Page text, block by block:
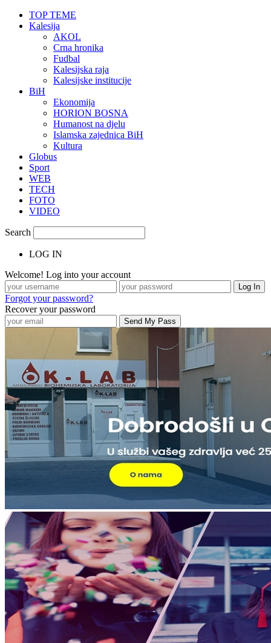
TOP TEME
Kalesija
AKOL
Crna hronika
Fudbal
Kalesijska raja
Kalesijske institucije
BiH
Ekonomija
HORION BOSNA
Humanost na djelu
Islamska zajednica BiH
Kultura
Globus
Sport
WEB
TECH
FOTO
VIDEO
Search
LOG IN
Welcome! Log into your account
Forgot your password?
Recover your password